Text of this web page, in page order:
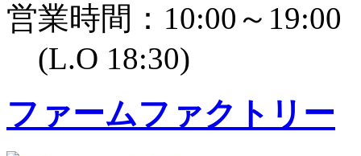
営業時間：10:00～19:00
(L.O 18:30)
ファームファクトリー